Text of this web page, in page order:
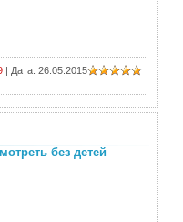
| Дата: 26.05.2015
без детей